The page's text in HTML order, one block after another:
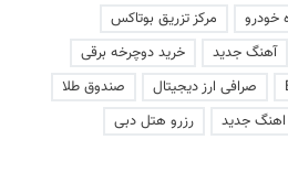
خودرو
مرکز تزریق بوتاکس
آهنگ جدید
خرید دوچرخه برقی
صرافی ارز دیجیتال
صندوق طلا
اهنگ جدید
رزرو هتل دبی